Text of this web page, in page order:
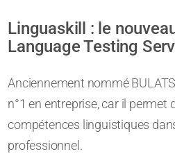
Linguaskill : le
Language Testing
Anciennement nommé
n°1 en entreprise, car il permet
compétences linguistiques
professionnel.